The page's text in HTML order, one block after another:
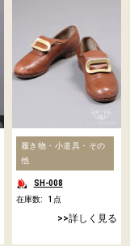
履き物・小道具・その
他
SH-008
在庫数:
1 点
詳しく見る